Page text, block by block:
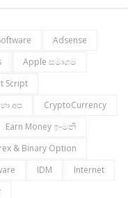
Adsense
Apple සමාගම
Script
අප
CryptoCurrency
Earn Money ඉ-මනි
& Binary Option
IDM
Internet